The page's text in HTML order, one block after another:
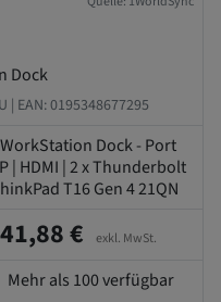
Dock
| EAN: 0195348677295
Dock - Port
| HDMI | 2 x Thunderbolt
T16 Gen 4 21QN
€ exkl. MwSt.
Mehr als 100 verfügbar